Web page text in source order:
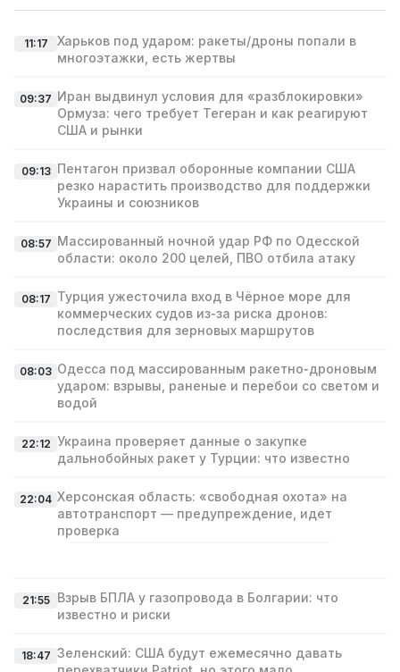
11:17
Харьков под ударом: ракеты/дроны попали в
многоэтажки, есть жертвы
09:37 Иран выдвинул условия для «разблокировки»
Ормуза: чего требует Тегеран и как реагируют
США и рынки
09:13 Пентагон призвал оборонные компании США
резко нарастить производство для поддержки
Украины и союзников
08:57 Массированный ночной удар РФ по Одесской
области: около 200 целей, ПВО отбила атаку
08:17 Турция ужесточила вход в Чёрное море для
коммерческих судов из‑за риска дронов:
последствия для зерновых маршрутов
08:03 Одесса под массированным ракетно‑дроновым
ударом: взрывы, раненые и перебои со светом и
водой
22:12 Украина проверяет данные о закупке
дальнобойных ракет у Турции: что известно
22:04 Херсонская область: «свободная охота» на
автотранспорт — предупреждение, идет
проверка
21:55
Взрыв БПЛА у газопровода в Болгарии: что
известно и риски
18:47 Зеленский: США будут ежемесячно давать